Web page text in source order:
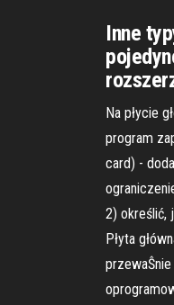
Inne
Na płycie
program
card) -
2) określić,
Płyta